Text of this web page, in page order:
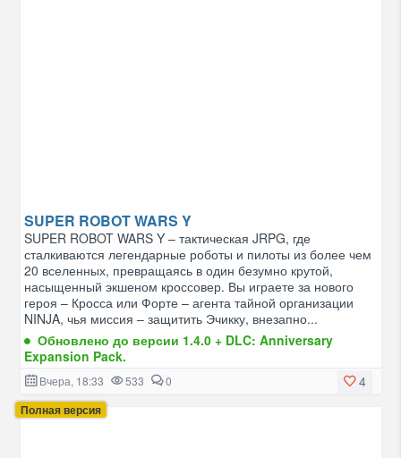
SUPER ROBOT WARS Y
SUPER ROBOT WARS Y – тактическая JRPG, где
сталкиваются легендарные роботы и пилоты из более чем
20 вселенных, превращаясь в один безумно крутой,
насыщенный экшеном кроссовер. Вы играете за нового
героя – Кросса или Форте – агента тайной организации
NINJA, чья миссия – защитить Эчикку, внезапно...
Обновлено до версии 1.4.0 + DLC: Anniversary
Expansion Pack.
4
Вчера, 18:33 533 0
Полная версия